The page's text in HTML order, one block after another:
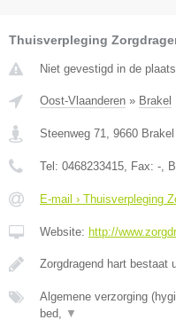
Thuisverpleging
Niet gevestigd in de
Oost-Vlaanderen » Brakel
Steenweg 71 9660 Brakel
Tel: 0468233415 , Fax: - ,
E-mail › Thuisverpleging
Website: http://
Zorgdragend hart bestaat
Algemene verzorging
bed,
▼